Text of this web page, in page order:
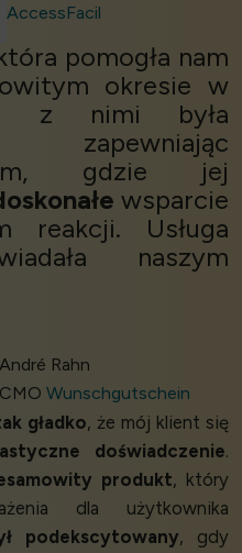
AccessFacil
pomogła nam
okresie w
z nimi była
gdzie jej
wsparcie
reakcji. Usługa
naszym
André Rahn
CMO Wunschgutschein
gładko, że mój klient się
doświadczenie.
produkt, który
dla użytkownika
podekscytowany, gdy